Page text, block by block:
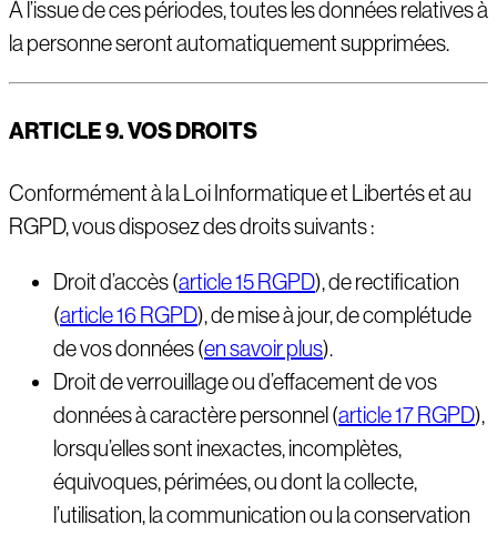
À l’issue de ces périodes, toutes les données relatives à
la personne seront automatiquement supprimées.
ARTICLE 9. VOS DROITS
Conformément à la Loi Informatique et Libertés et au
RGPD, vous disposez des droits suivants :
Droit d’accès (article 15 RGPD), de rectification
(article 16 RGPD), de mise à jour, de complétude
de vos données (en savoir plus).
Droit de verrouillage ou d’effacement de vos
données à caractère personnel (article 17 RGPD),
lorsqu’elles sont inexactes, incomplètes,
équivoques, périmées, ou dont la collecte,
l’utilisation, la communication ou la conservation